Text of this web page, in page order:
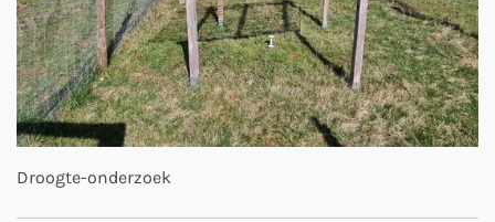
Droogte-onderzoek